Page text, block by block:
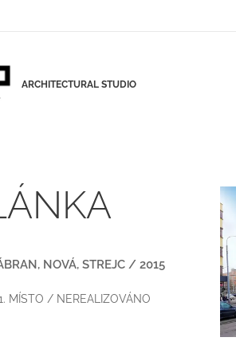
ARCHITECTURAL STUDIO
NOVÁ, STREJC / 2015
MÍSTO / NEREALIZOVÁNO